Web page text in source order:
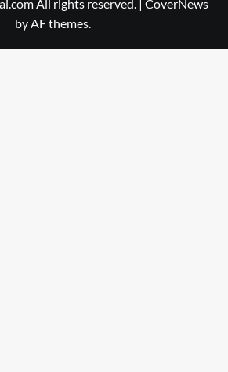
All rights reserved. | CoverNews
by AF themes.